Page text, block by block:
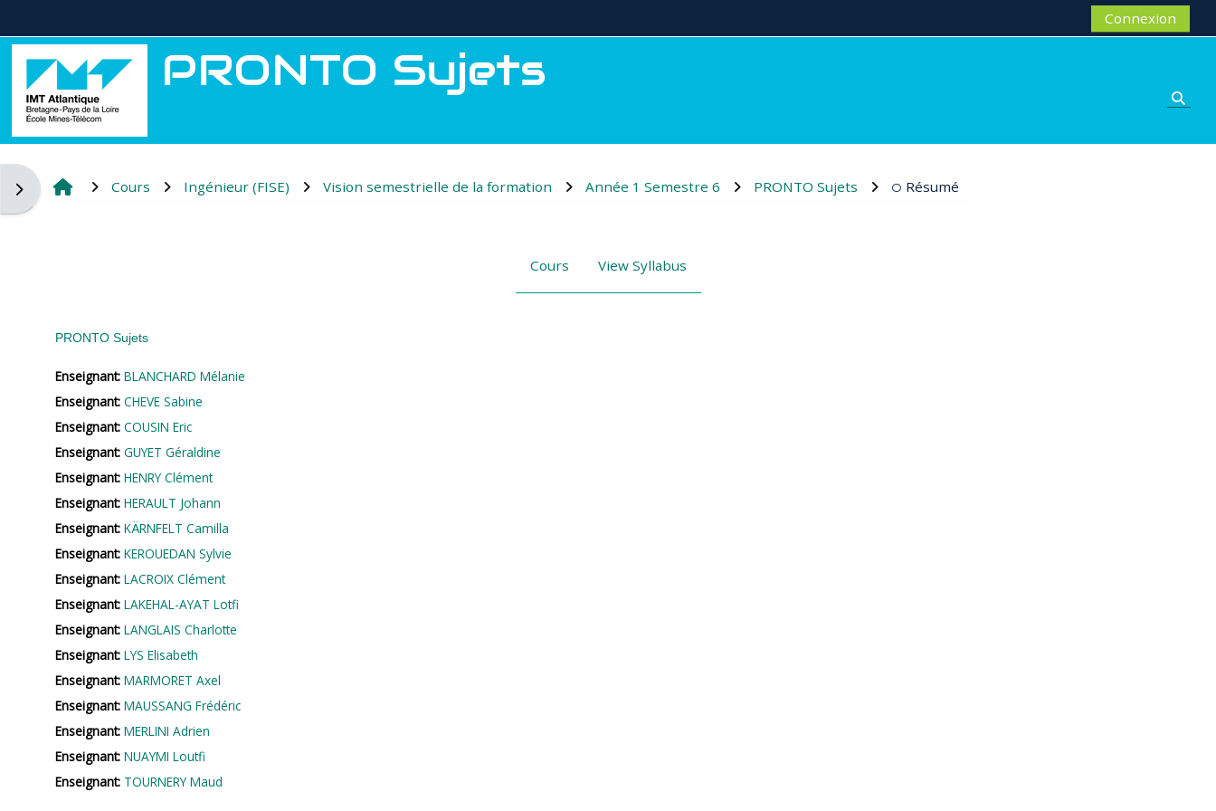
Connexion
PRONTO Sujets
Ouvrir le tiroir des blocs
Cours Ingénieur (FISE) Vision semestrielle de la formation Année 1 Semestre 6 PRONTO Sujets Résumé
Cours View Syllabus
PRONTO Sujets
Enseignant:BLANCHARD Mélanie
Enseignant:CHEVE Sabine
Enseignant:COUSIN Eric
Enseignant:GUYET Géraldine
Enseignant:HENRY Clément
Enseignant:HERAULT Johann
Enseignant:KÄRNFELT Camilla
Enseignant:KEROUEDAN Sylvie
Enseignant:LACROIX Clément
Enseignant:LAKEHAL-AYAT Lotfi
Enseignant:LANGLAIS Charlotte
Enseignant:LYS Elisabeth
Enseignant:MARMORET Axel
Enseignant:MAUSSANG Frédéric
Enseignant:MERLINI Adrien
Enseignant:NUAYMI Loutfi
Enseignant: TOURNERY Maud